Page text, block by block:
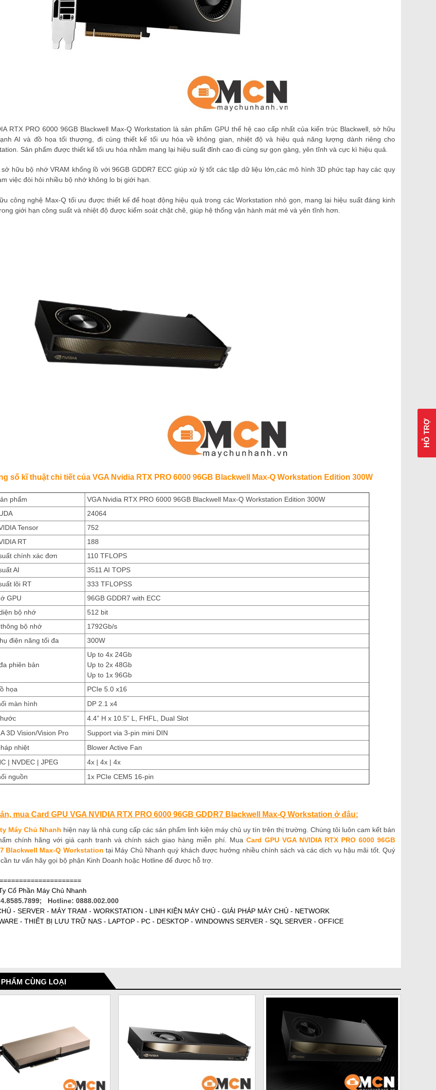
HỖ TRỢ
RTX PRO 6000 96GB Blackwell Max-Q Workstation là sản phẩm GPU thế hệ cao cấp nhất của kiến trúc Blackwell, sở hữu
AI và đồ họa tối thượng, đi cùng thiết kế tối ưu hóa về không gian, nhiệt độ và hiệu quả năng lượng dành riêng cho
Sản phẩm được thiết kế tối ưu hóa nhằm mang lại hiệu suất đỉnh cao đi cùng sự gọn gàng, yên tĩnh và cực kì hiệu quả.
hữu bộ nhớ VRAM khổng lồ với 96GB GDDR7 ECC giúp xử lý tốt các tập dữ liệu lớn,các mô hình 3D phức tạp hay các quy
việc đòi hỏi nhiều bộ nhớ không lo bị giới hạn.
công nghệ Max-Q tối ưu được thiết kế để hoạt động hiệu quả trong các Workstation nhỏ gọn, mang lại hiệu suất đáng kinh
giới hạn công suất và nhiệt độ được kiểm soát chặt chẽ, giúp hệ thống vận hành mát mẻ và yên tĩnh hơn.
số kĩ thuật chi tiết của VGA Nvidia RTX PRO 6000 96GB Blackwell Max-Q Workstation Edition 300W
phẩm
VGA Nvidia RTX PRO 6000 96GB Blackwell Max-Q Workstation Edition 300W
24064
Tensor
752
RT
188
chính xác đơn
110 TFLOPS
AI
3511 AI TOPS
lõi RT
333 TFLOPSS
GPU
96GB GDDR7 with ECC
bộ nhớ
512 bit
bộ nhớ
1792Gb/s
điện năng tối đa
300W
phiên bản
Up to 4x 24Gb
Up to 2x 48Gb
Up to 1x 96Gb
họa
PCIe 5.0 x16
màn hình
DP 2.1 x4
4.4” H x 10.5” L, FHFL, Dual Slot
3D Vision/Vision Pro
Support via 3-pin mini DIN
nhiệt
Blower Active Fan
| NVDEC | JPEG
4x | 4x | 4x
nguồn
1x PCIe CEM5 16-pin
mua Card GPU VGA NVIDIA RTX PRO 6000 96GB GDDR7 Blackwell Max-Q Workstation ở đâu:
Máy Chủ Nhanh hiện nay là nhà cung cấp các sản phẩm linh kiện máy chủ uy tín trên thị trường. Chúng tôi luôn cam kết bán
chính hãng với giá cạnh tranh và chính sách giao hàng miễn phí. Mua Card GPU VGA NVIDIA RTX PRO 6000 96GB
Blackwell Max-Q Workstation tại Máy Chủ Nhanh quý khách được hưởng nhiều chính sách và các dịch vụ hậu mãi tốt. Quý
tư vấn hãy gọi bộ phận Kinh Doanh hoặc Hotline để được hỗ trợ.
Cổ Phần Máy Chủ Nhanh
Hotline: 0888.002.000
- SERVER - MÁY TRẠM - WORKSTATION - LINH KIỆN MÁY CHỦ - GIẢI PHÁP MÁY CHỦ - NETWORK
- THIẾT BỊ LƯU TRỮ NAS - LAPTOP - PC - DESKTOP - WINDOWNS SERVER - SQL SERVER - OFFICE
CÙNG LOẠI